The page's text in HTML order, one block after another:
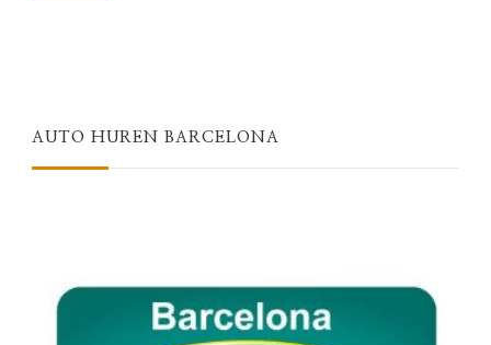
AUTO HUREN BARCELONA